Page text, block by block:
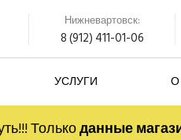
Нижневартовск:
8 (912) 411-01-06
УСЛУГИ
Толькоданные